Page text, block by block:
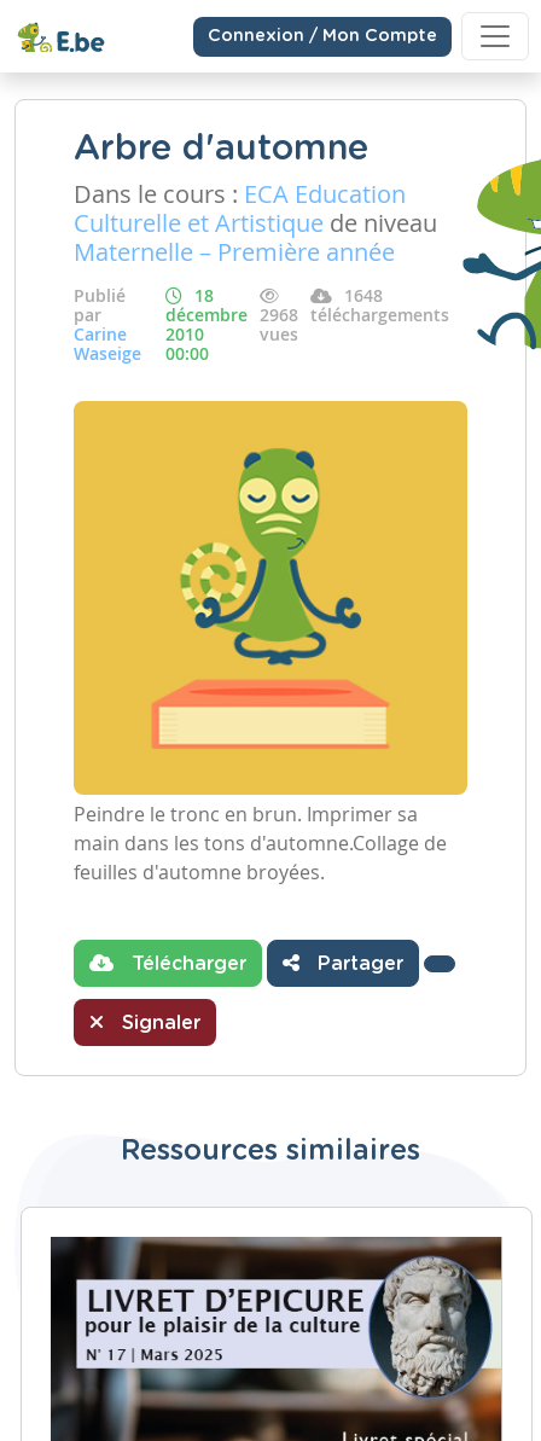
Connexion / Mon Compte
Arbre d'automne
Dans le cours : ECA Education
Culturelle et Artistique de niveau
Maternelle – Première année
Publié
par
Carine
Waseige
18
décembre
2010
00:00
2968
vues
1648
téléchargements
Peindre le tronc en brun. Imprimer sa
main dans les tons d'automne.Collage de
feuilles d'automne broyées.
Télécharger Partager
Signaler
Ressources similaires